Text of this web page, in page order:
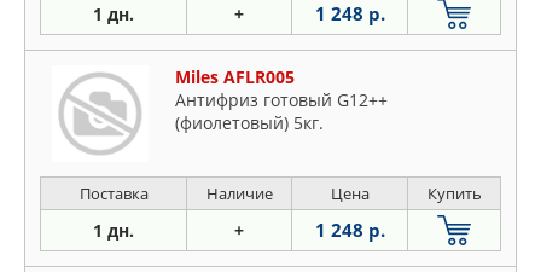
1 дн. + 1 248 р.
Miles AFLR005
Антифриз готовый G12++
(фиолетовый) 5кг.
Поставка Наличие Цена Купить
1 дн. + 1 248 р.